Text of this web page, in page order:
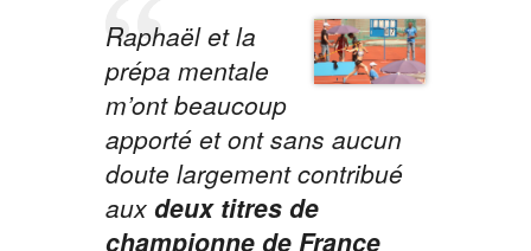
Raphaël et la
prépa mentale
m’ont beaucoup
apporté et ont sans aucun
doute largement contribué
aux deux titres de
championne de France